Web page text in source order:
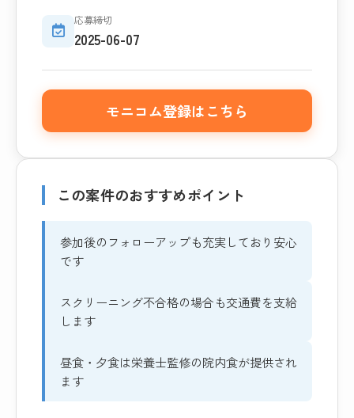
応募締切
2025-06-07
モニコム登録はこちら
この案件のおすすめポイント
参加後のフォローアップも充実しており安心
です
スクリーニング不合格の場合も交通費を支給
します
昼食・夕食は栄養士監修の院内食が提供され
ます